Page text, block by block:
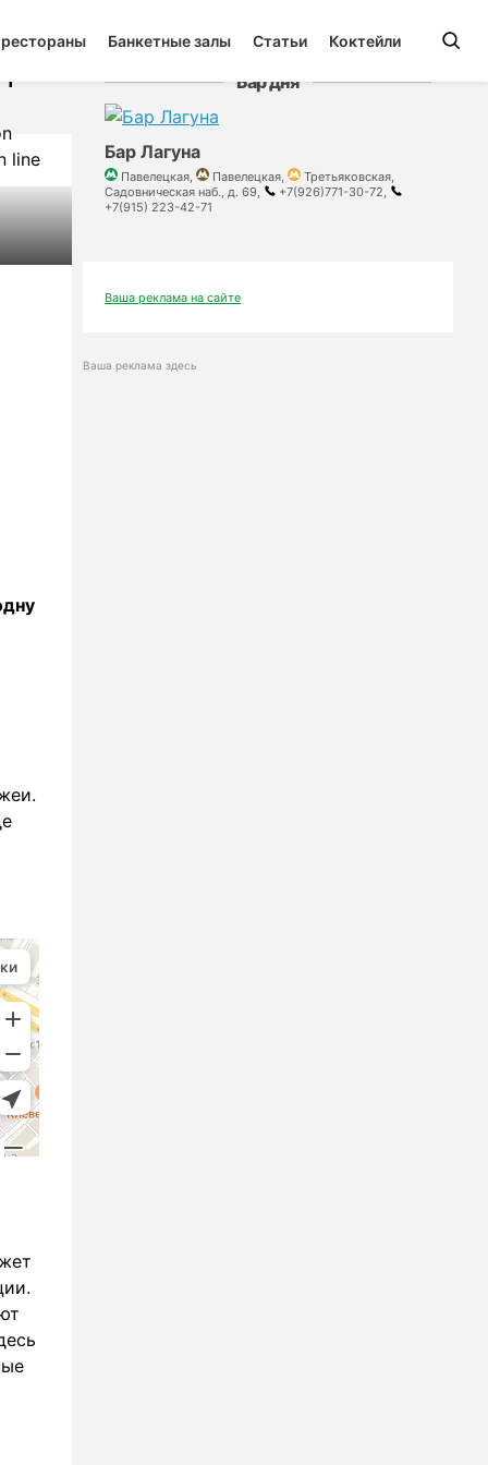
Банкетные залы Статьи Коктейли
1
line
Бар дня
Бар Лагуна
Павелецкая, Павелецкая,
Третьяковская,
Садовническая наб., д. 69,
+7(926)771-30-72,
+7(915) 223-42-71
Ваша реклама на сайте
Ваша реклама здесь